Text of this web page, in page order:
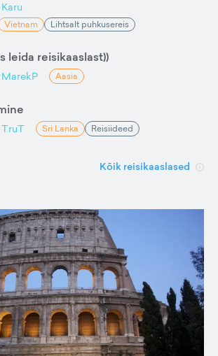
Karu
Vietnam Lihtsalt puhkusereis
leida reisikaaslast))
MarekP Aasia
TruT Sri Lanka Reisiideed
Kõik reisikaaslased